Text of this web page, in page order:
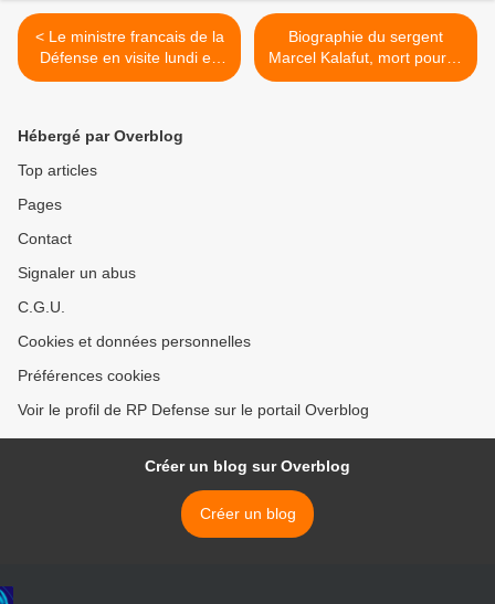
< Le ministre francais de la
Défense en visite lundi en
Mauritanie
Biographie du sergent
Marcel Kalafut, mort pour la
France le 8 Mai 2014 au
Hébergé par Overblog
Top articles
Pages
Contact
Signaler un abus
C.G.U.
Cookies et données personnelles
Préférences cookies
Voir le profil de RP Defense sur le portail Overblog
Créer un blog sur Overblog
Créer un blog